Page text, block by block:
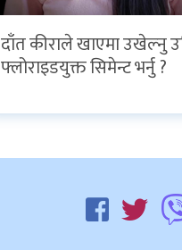
दाँत कीराले खाएमा उखेल्नु
फ्लोराइडयुक्त सिमेन्ट भर्नु ?